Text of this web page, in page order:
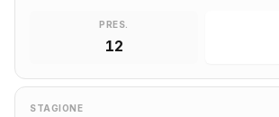
PRES.
12
STAGIONE